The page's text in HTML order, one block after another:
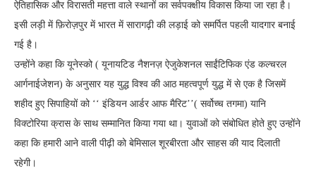
ऐतिहासिक और विरासती महत्ता वाले स्थानों का सर्वपक्क्षीय विकास किया जा रहा है।
इसी लड़ी में फ़िरोज़पुर में भारत में सारागढ़ी की लड़ाई को समर्पित पहली यादगार बनाई
गई है।
उन्होंने कहा कि यूनेस्को ( यूनायटिड नैशनज़ ऐजुकेशनल साईंटिफिक एंड कल्चरल
आर्गनाईजेशन) के अनुसार यह युद्ध विश्व की आठ महत्वपूर्ण युद्ध में से एक है जिसमें
शहीद हुए सिपाहियों को ‘‘ इंडियन आर्डर आफ मैरिट’’( सर्वोच्च तगमा) यानि
विक्टोरिया क्रास के साथ सम्मानित किया गया था। युवाओं को संबोधित होते हुए उन्होंने
कहा कि हमारी आने वाली पीढ़ी को बेमिसाल शूरबीरता और साहस की याद दिलाती
रहेगी।